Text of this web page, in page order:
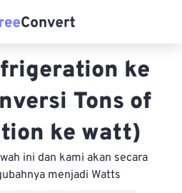
ke
Tons of
ke watt)
ini dan kami akan secara
menjadi Watts